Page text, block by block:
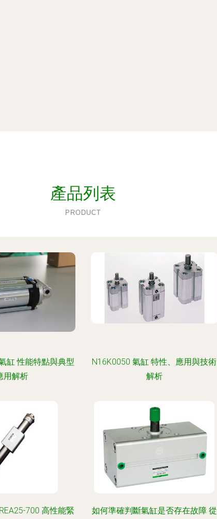
產品列表
PRODUCT
缸 性能特點與典型
用解析
N16K0050 氣缸 特性、應用與技術
解析
700 高性能緊
如何準確判斷氣缸是否存在故障 從